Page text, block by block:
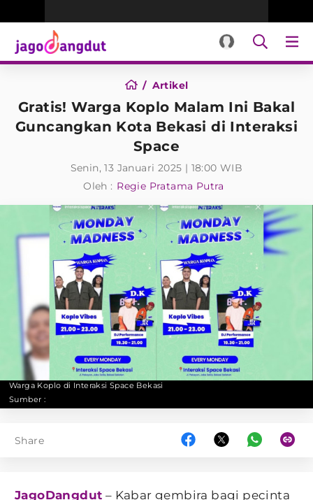
Artikel
Gratis! Warga Koplo Malam Ini Bakal
Guncangkan Kota Bekasi di Interaksi
Space
Senin, 13 Januari 2025 | 18:00 WIB
Oleh : Regie Pratama Putra
Warga Koplo di Interaksi Space Bekasi
Sumber :
Share
JagoDangdut – Kabar gembira bagi pecinta